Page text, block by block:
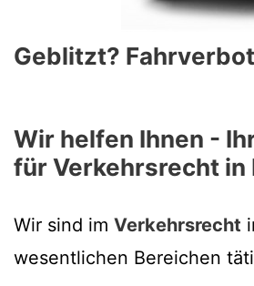
Geblitzt?
Wir helfen Ihnen -
für Verkehrsrecht in
Wir sind im Verkehrsrecht
wesentlichen Bereichen